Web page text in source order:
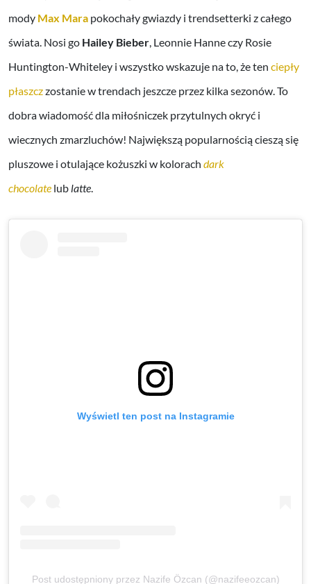
mody Max Mara pokochały gwiazdy i trendsetterki z całego
świata. Nosi go Hailey Bieber, Leonnie Hanne czy Rosie
Huntington-Whiteley i wszystko wskazuje na to, że ten ciepły
płaszczzostanie w trendach jeszcze przez kilka sezonów. To
dobra wiadomość dla miłośniczek przytulnych okryć i
wiecznych zmarzluchów! Największą popularnością cieszą się
pluszowe i otulające kożuszki w kolorach dark
chocolate lub latte.
Wyświetl ten post na Instagramie
Post udostępniony przez Nazife Özcan (@nazifeeozcan)